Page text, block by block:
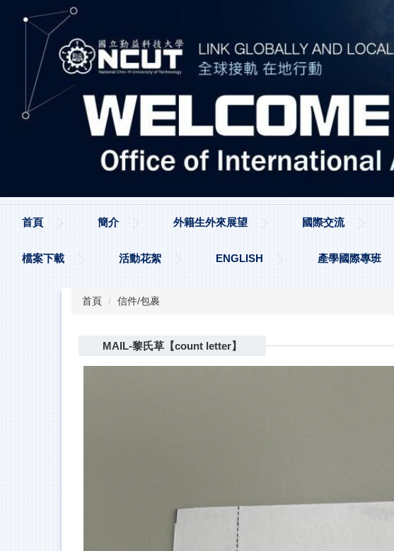
首頁 簡介 外籍生外來展望 國際交流
檔案下載 活動花絮 ENGLISH 產學國際專班
首頁 信件/包裹
MAIL-黎氏草【count letter】